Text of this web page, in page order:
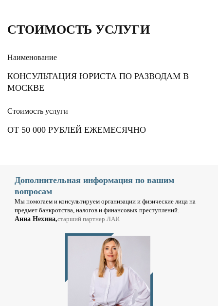
СТОИМОСТЬ УСЛУГИ
Наименование
КОНСУЛЬТАЦИЯ ЮРИСТА ПО РАЗВОДАМ В
МОСКВЕ
Стоимость услуги
ОТ 50 000 РУБЛЕЙ ЕЖЕМЕСЯЧНО
Дополнительная информация по вашим
вопросам
Мы помогаем и консультируем организации и физические лица на
предмет банкротства, налогов и финансовых преступлений.
Анна Нехина,старший партнер ЛАИ